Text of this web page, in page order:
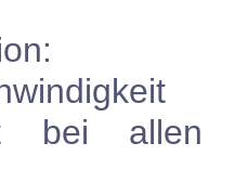
bei allen